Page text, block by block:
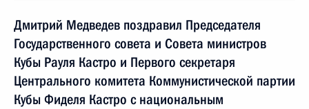
Дмитрий Медведев поздравил Председателя
Государственного совета и Совета министров
Кубы Рауля Кастро и Первого секретаря
Центрального комитета Коммунистической партии
Кубы Фиделя Кастро с национальным